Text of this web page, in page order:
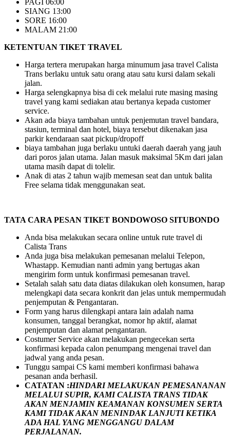
PAGI 06:00
SIANG 13:00
SORE 16:00
MALAM 21:00
KETENTUAN TIKET TRAVEL
Harga tertera merupakan harga minumum jasa travel Calista
Trans berlaku untuk satu orang atau satu kursi dalam sekali
jalan.
Harga selengkapnya bisa di cek melalui rute masing masing
travel yang kami sediakan atau bertanya kepada customer
service.
Akan ada biaya tambahan untuk penjemutan travel bandara,
stasiun, terminal dan hotel, biaya tersebut dikenakan jasa
parkir kendaraan saat pickup/dropoff
biaya tambahan juga berlaku untuki daerah daerah yang jauh
dari poros jalan utama. Jalan masuk maksimal 5Km dari jalan
utama masih dapat di tolelir.
Anak di atas 2 tahun wajib memesan seat dan untuk balita
Free selama tidak menggunakan seat.
TATA CARA PESAN TIKET BONDOWOSO SITUBONDO
Anda bisa melakukan secara online untuk rute travel di
Calista Trans
Anda juga bisa melakukan pemesanan melalui Telepon,
Whastapp. Kemudian nanti admin yang bertugas akan
mengirim form untuk konfirmasi pemesanan travel.
Setalah salah satu data diatas dilakukan oleh konsumen, harap
melengkapi data secara konkrit dan jelas untuk mempermudah
penjemputan & Pengantaran.
Form yang harus dilengkapi antara lain adalah nama
konsumen, tanggal berangkat, nomor hp aktif, alamat
penjemputan dan alamat pengantaran.
Costumer Service akan melakukan pengecekan serta
konfirmasi kepada calon penumpang mengenai travel dan
jadwal yang anda pesan.
Tunggu sampai CS kami memberi konfirmasi bahawa
pesanan anda berhasil.
CATATAN :HINDARI MELAKUKAN PEMESANANAN
MELALUI SUPIR, KAMICALISTA TRANS TIDAK
AKAN MENJAMIN KEAMANAN KONSUMEN SERTA
KAMI TIDAK AKAN MENINDAK LANJUTI KETIKA
ADA HAL YANG MENGGANGU DALAM
PERJALANAN.